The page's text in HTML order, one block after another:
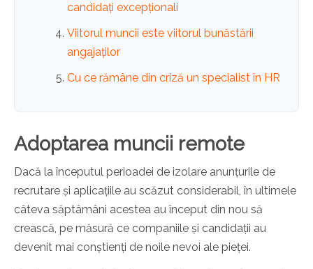
candidați excepționali
Viitorul muncii este viitorul bunăstării
angajaților
Cu ce rămâne din criză un specialist în HR
Adoptarea muncii remote
Dacă la începutul perioadei de izolare anunțurile de
recrutare și aplicațiile au scăzut considerabil, în ultimele
câteva săptâmâni acestea au început din nou să
crească, pe măsură ce companiile și candidații au
devenit mai conștienți de noile nevoi ale pieței.